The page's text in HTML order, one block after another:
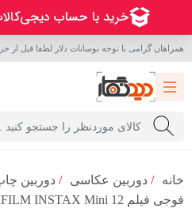
همراهان گرامی با توجه نوسانات دلار لطفا قبل از
خانه / دوربین عکاسی / دوربین
فوجی فیلم FUJIFILM INSTAX Mini 12 سبز نعنایی